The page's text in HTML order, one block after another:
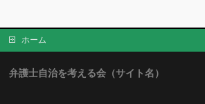
ホーム
弁護士自治を考える会（サイト名）